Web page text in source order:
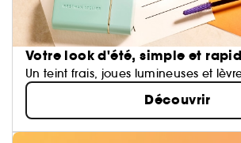
Votre look d'été, simple et
Un teint frais, joues lumineuses et
Découvrir